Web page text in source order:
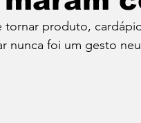
Cafés Vinhos
tornar produto,
nunca foi um gesto